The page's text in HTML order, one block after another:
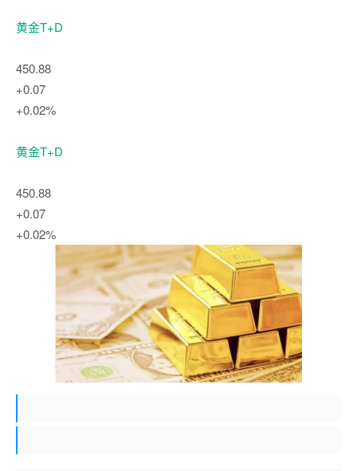
黄金T+D
450.88
+0.07
+0.02%
黄金T+D
450.88
+0.07
+0.02%